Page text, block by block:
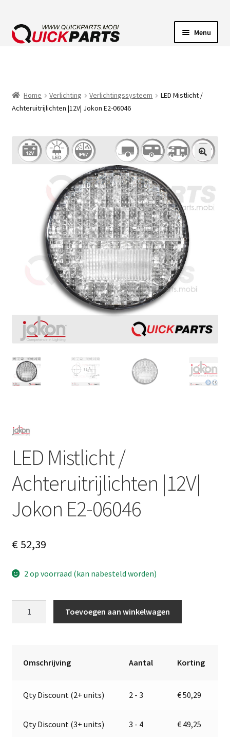
Menu
CLAXONS
ELEKTRISCHE CONNECTOREN
Home Verlichting Verlichtingssysteem
LED Mistlicht /
Achteruitrijlichten |12V| Jokon E2-06046
LED Mistlicht /
Achteruitrijlichten |12V|
Jokon E2-06046
€52,39
2 op voorraad (kan nabesteld worden)
06046
Toevoegen aan winkelwagen
t
v
Omschrijving Aantal Korting
Qty Discount (2+ units) 2 - 3 €50,29
Qty Discount (3+ units) 3 - 4 € 49,25